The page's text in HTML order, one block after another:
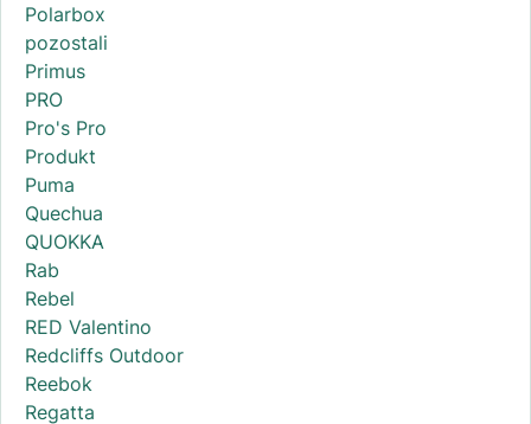
Polarbox
pozostali
Primus
PRO
Pro's Pro
Produkt
Puma
Quechua
QUOKKA
Rab
Rebel
RED Valentino
Redcliffs Outdoor
Reebok
Regatta